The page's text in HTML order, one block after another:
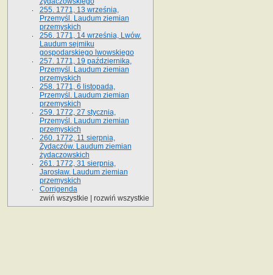
255. 1771, 13 września,
Przemyśl. Laudum ziemian
przemyskich
256. 1771, 14 września, Lwów.
Laudum sejmiku
gospodarskiego lwowskiego
257. 1771, 19 października,
Przemyśl. Laudum ziemian
przemyskich
258. 1771, 6 listopada,
Przemyśl. Laudum ziemian
przemyskich
259. 1772, 27 stycznia,
Przemyśl. Laudum ziemian
przemyskich
260. 1772, 11 sierpnia,
Żydaczów. Laudum ziemian
żydaczowskich
261. 1772, 31 sierpnia,
Jarosław. Laudum ziemian
przemyskich
Corrigenda
zwiń wszystkie
rozwiń wszystkie